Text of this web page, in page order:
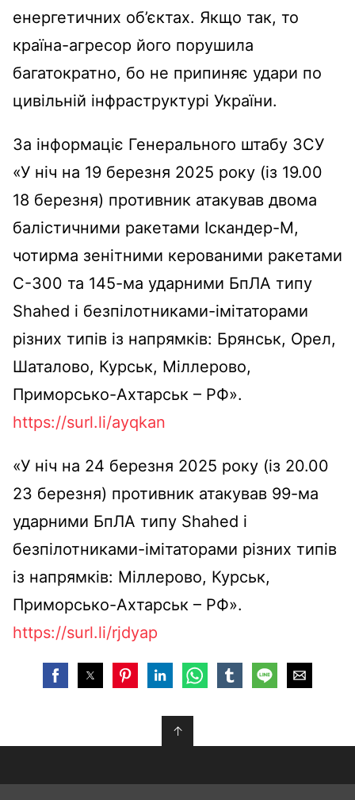
енергетичних об’єктах. Якщо так, то
країна-агресор його порушила
багатократно, бо не припиняє удари по
цивільній інфраструктурі України.
За інформаціє Генерального штабу ЗСУ
«У ніч на 19 березня 2025 року (із 19.00
18 березня) противник атакував двома
балістичними ракетами Іскандер-М,
чотирма зенітними керованими ракетами
С-300 та 145-ма ударними БпЛА типу
Shahed і безпілотниками-імітаторами
різних типів із напрямків: Брянськ, Орел,
Шаталово, Курськ, Міллерово,
Приморсько-Ахтарськ – РФ».
https://surl.li/ayqkan
«У ніч на 24 березня 2025 року (із 20.00
23 березня) противник атакував 99-ма
ударними БпЛА типу Shahed і
безпілотниками-імітаторами різних типів
із напрямків: Міллерово, Курськ,
Приморсько-Ахтарськ – РФ».
https://surl.li/rjdyap
↑